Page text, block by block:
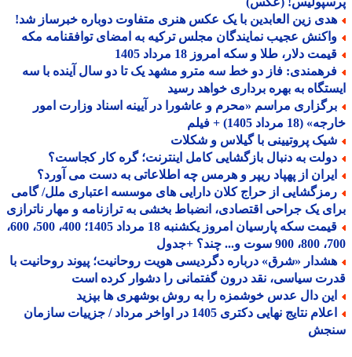
زین العابدین با یک عکس هنری متفاوت دوباره خبرساز شد!
عجیب نمایندگان مجلس ترکیه به امضای توافقنامه مکه
دلار، طلا و سکه امروز 18 مرداد 1405
فاز دو خط سه مترو مشهد یک تا دو سال آینده با سه
به بهره برداری خواهد رسید
مراسم «محرم و عاشورا در آیینه اسناد وزارت امور
مرداد 1405) + فیلم
پروتیینی با گیلاس و شکلات
به دنبال بازگشایی کامل اینترنت؛ گره کار کجاست؟
از پهپاد ریپر و هرمس چه اطلاعاتی به دست می آورد؟
از حراج کلان دارایی های موسسه اعتباری ملل/ گامی
یک جراحی اقتصادی، انضباط بخشی به ترازنامه و مهار ناترازی
قیمت سکه پارسیان امروز یکشنبه 18 مرداد 1405؛ 400، 500، 600،
«شرق» درباره دگردیسی هویت روحانیت؛ پیوند روحانیت با
سیاسی، نقد درون گفتمانی را دشوار کرده است
دال عدس خوشمزه را به روش بوشهری ها بپزید
اعلام نتایج نهایی دکتری 1405 در اواخر مرداد / جزییات سازمان